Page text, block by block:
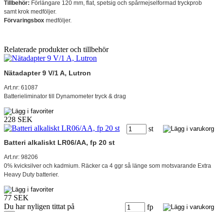
Tillbehör: Förlängare 120 mm, flat, spetsig och spårmejselformad tryckprob
samt krok medföljer.
Förvaringsbox medföljer.
Relaterade produkter och tillbehör
Nätadapter 9 V/1 A, Lutron
Art.nr: 61087
Batterieliminator till Dynamometer tryck & drag
228 SEK
st
Batteri alkaliskt LR06/AA, fp 20 st
Art.nr: 98206
0% kvicksilver och kadmium. Räcker ca 4 ggr så länge som motsvarande Extra
Heavy Duty batterier.
77 SEK
fp
Du har nyligen tittat på